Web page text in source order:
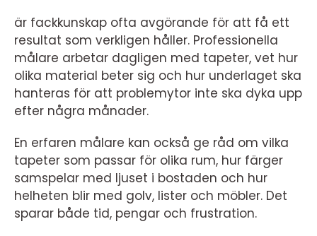
är fackkunskap ofta avgörande för att få ett
resultat som verkligen håller. Professionella
målare arbetar dagligen med tapeter, vet hur
olika material beter sig och hur underlaget ska
hanteras för att problemytor inte ska dyka upp
efter några månader.
En erfaren målare kan också ge råd om vilka
tapeter som passar för olika rum, hur färger
samspelar med ljuset i bostaden och hur
helheten blir med golv, lister och möbler. Det
sparar både tid, pengar och frustration.